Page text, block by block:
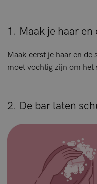
1. Maak je haar
Maak eerst je haar en de
moet vochtig zijn om het
2. De bar laten